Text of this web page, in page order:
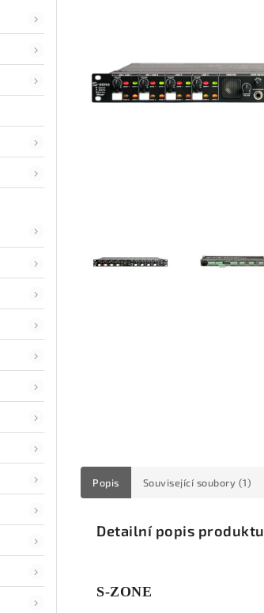
Popis Související soubory (1)
Detailní popis produktu
S-ZONE